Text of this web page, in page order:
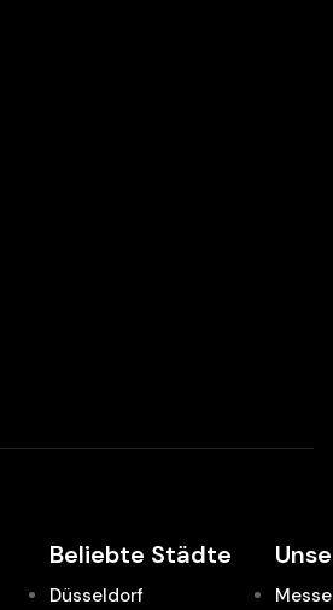
Beliebte Städte
Düsseldorf